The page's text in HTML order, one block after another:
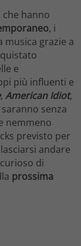
hanno
, i
musica grazie a
e
più influenti e
, American Idiot,
saranno senza
nemmeno
previsto per
andare
di
prossima